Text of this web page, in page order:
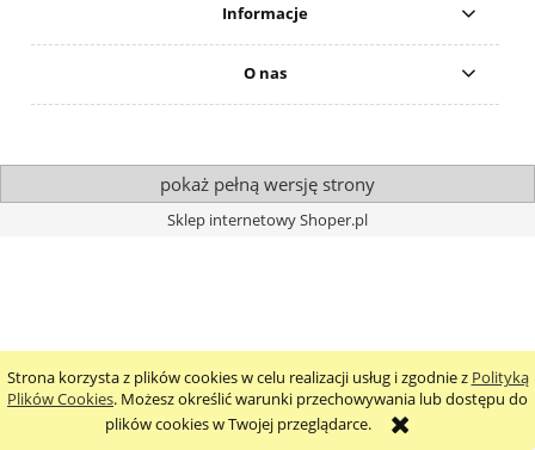
Strona korzysta z plików cookies w celu realizacji usług i zgodnie z Polityką
Plików Cookies. Możesz określić warunki przechowywania lub dostępu do
plików cookies w Twojej przeglądarce.
Informacje
O nas
pokaż pełną wersję strony
Sklep internetowy Shoper.pl